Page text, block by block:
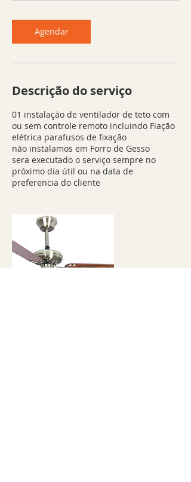
Agendar
Descrição do serviço
01 instalação de ventilador de teto com
ou sem controle remoto incluindo Fiação
elétrica parafusos de fixação
não instalamos em Forro de Gesso
sera executado o serviço sempre no
próximo dia útil ou na data de
preferencia do cliente